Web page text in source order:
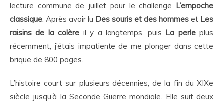
lecture commune de juillet pour le challenge L’empoche
classique . Après avoir lu Des souris et des hommeset Les
raisins de la colère il y a longtemps, puis La perleplus
récemment, j’étais impatiente de me plonger dans cette
brique de 800 pages.
L’histoire court sur plusieurs décennies, de la fin du XIXe
siècle jusqu’à la Seconde Guerre mondiale. Elle suit deux